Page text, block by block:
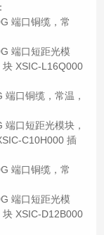
端口铜缆，常
端口短距光模
XSIC-L16Q000
口铜缆，常温，
口短距光模块，
C10H000 插
端口铜缆，常
端口短距光模
XSIC-D12B000